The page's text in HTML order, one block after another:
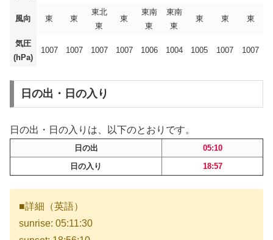
風向 東 東
東北
東
東
東南
東
東南
東
東 東 東
気圧
(hPa)
1007 1007 1007 1007 1006 1004 1005 1007 1007
日の出・日の入り
日の出・日の入りは、以下のとおりです。
日の出
05:10
日の入り
18:57
■詳細（英語）
sunrise: 05:11:30